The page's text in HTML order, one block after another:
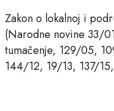
Zakon o lokalnoj i
(Narodne novine 33/
tumačenje, 129/05,
144/12, 19/13, 137/